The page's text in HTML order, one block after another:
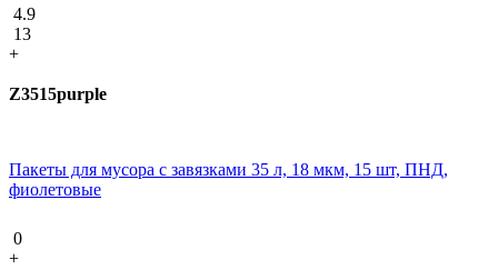
4.9
13
+
Z3515purple
Пакеты для мусора с завязками 35 л, 18 мкм, 15 шт, ПНД,
фиолетовые
0
+